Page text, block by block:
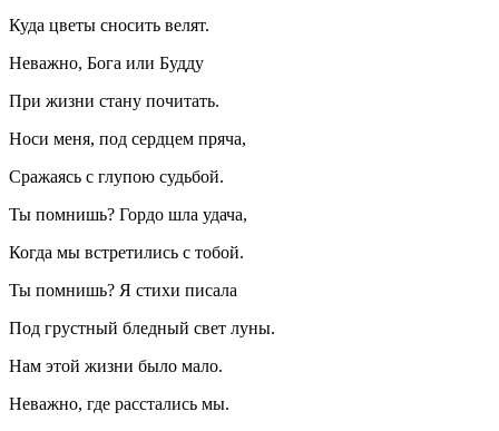
Куда цветы сносить велят.
Неважно, Бога или Будду
При жизни стану почитать.
Носи меня, под сердцем пряча,
Сражаясь с глупою судьбой.
Ты помнишь? Гордо шла удача,
Когда мы встретились с тобой.
Ты помнишь? Я стихи писала
Под грустный бледный свет луны.
Нам этой жизни было мало.
Неважно, где расстались мы.